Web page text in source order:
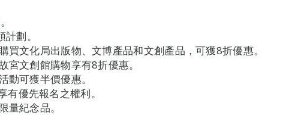
劃。
買文化局出版物、文博產品和文創產品，可獲8折優惠。
宮文創館購物享有8折優惠。
動可獲半價優惠。
優先報名之權利。
量紀念品。